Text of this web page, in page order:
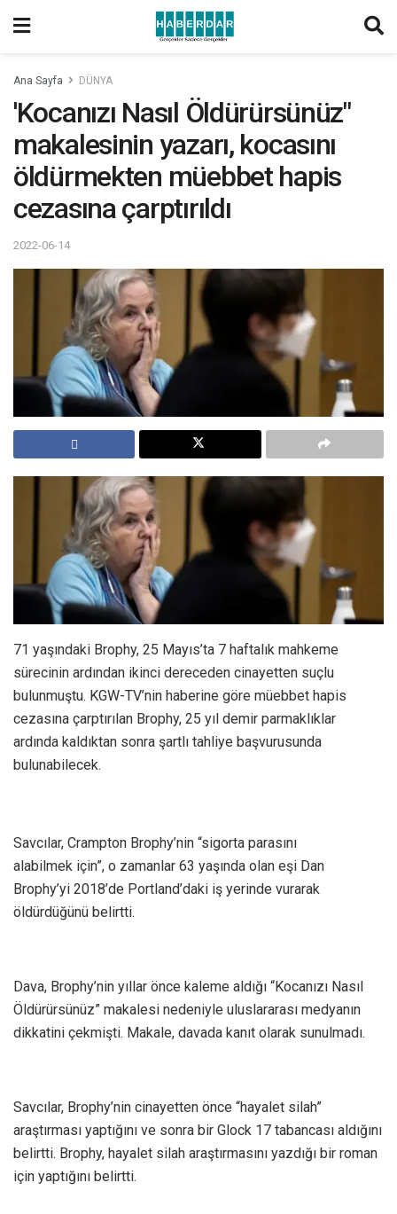
Ana Sayfa DÜNYA
'Kocanızı Nasıl Öldürürsünüz"
makalesinin yazarı, kocasını
öldürmekten müebbet hapis
cezasına çarptırıldı
2022-06-14
71 yaşındaki Brophy, 25 Mayıs’ta 7 haftalık mahkeme
sürecinin ardından ikinci dereceden cinayetten suçlu
bulunmuştu. KGW-TV’nin haberine göre müebbet hapis
cezasına çarptırılan Brophy, 25 yıl demir parmaklıklar
ardında kaldıktan sonra şartlı tahliye başvurusunda
bulunabilecek.
Savcılar, Crampton Brophy’nin “sigorta parasını
alabilmek için”, o zamanlar 63 yaşında olan eşi Dan
Brophy’yi 2018’de Portland’daki iş yerinde vurarak
öldürdüğünü belirtti.
Dava, Brophy’nin yıllar önce kaleme aldığı “Kocanızı Nasıl
Öldürürsünüz” makalesi nedeniyle uluslararası medyanın
dikkatini çekmişti. Makale, davada kanıt olarak sunulmadı.
Savcılar, Brophy’nin cinayetten önce “hayalet silah”
araştırması yaptığını ve sonra bir Glock 17 tabancası aldığını
belirtti. Brophy, hayalet silah araştırmasını yazdığı bir roman
için yaptığını belirtti.